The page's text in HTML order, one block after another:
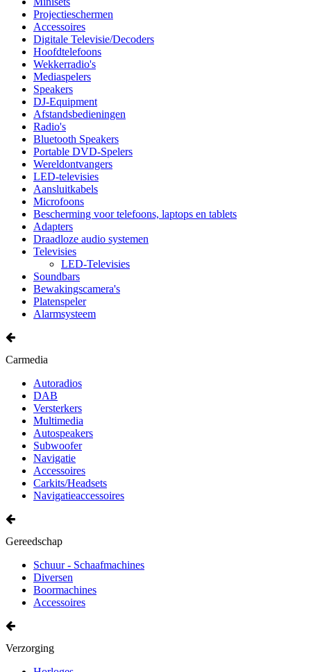
Projectieschermen
Accessoires
Digitale Televisie/Decoders
Hoofdtelefoons
Wekkerradio's
Mediaspelers
Speakers
DJ-Equipment
Afstandsbedieningen
Radio's
Bluetooth Speakers
Portable DVD-Spelers
Wereldontvangers
LED-televisies
Aansluitkabels
Microfoons
Bescherming voor telefoons, laptops en tablets
Adapters
Draadloze audio systemen
Televisies
LED-Televisies
Soundbars
Bewakingscamera's
Platenspeler
Alarmsysteem
Carmedia
Autoradios
DAB
Versterkers
Multimedia
Autospeakers
Subwoofer
Navigatie
Accessoires
Carkits/Headsets
Navigatieaccessoires
Gereedschap
Schuur - Schaafmachines
Diversen
Boormachines
Accessoires
Verzorging